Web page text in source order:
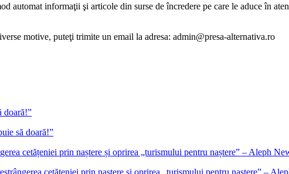
automat informaţii şi articole din surse de încredere pe care le aduce în
motive, puteţi trimite un email la adresa: admin@presa-alternativa.ro
să doară!”
cetățeniei prin naștere și oprirea „turismului pentru naștere” –